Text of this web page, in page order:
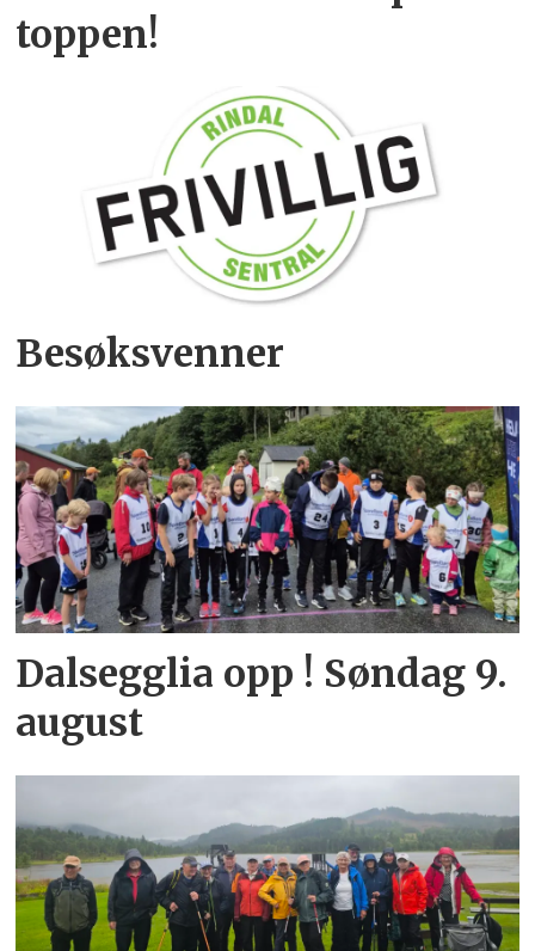
toppen!
Besøksvenner
Dalsegglia opp ! Søndag 9.
august